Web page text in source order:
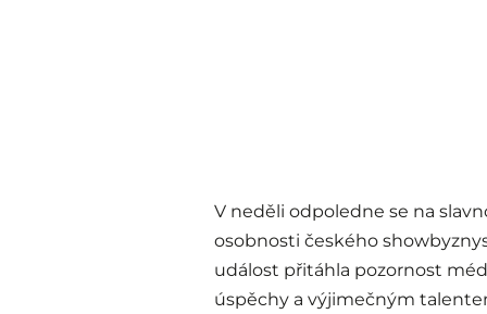
V neděli odpoledne se na
osobnosti českého
událost přitáhla pozornost
úspěchy a výjimečným